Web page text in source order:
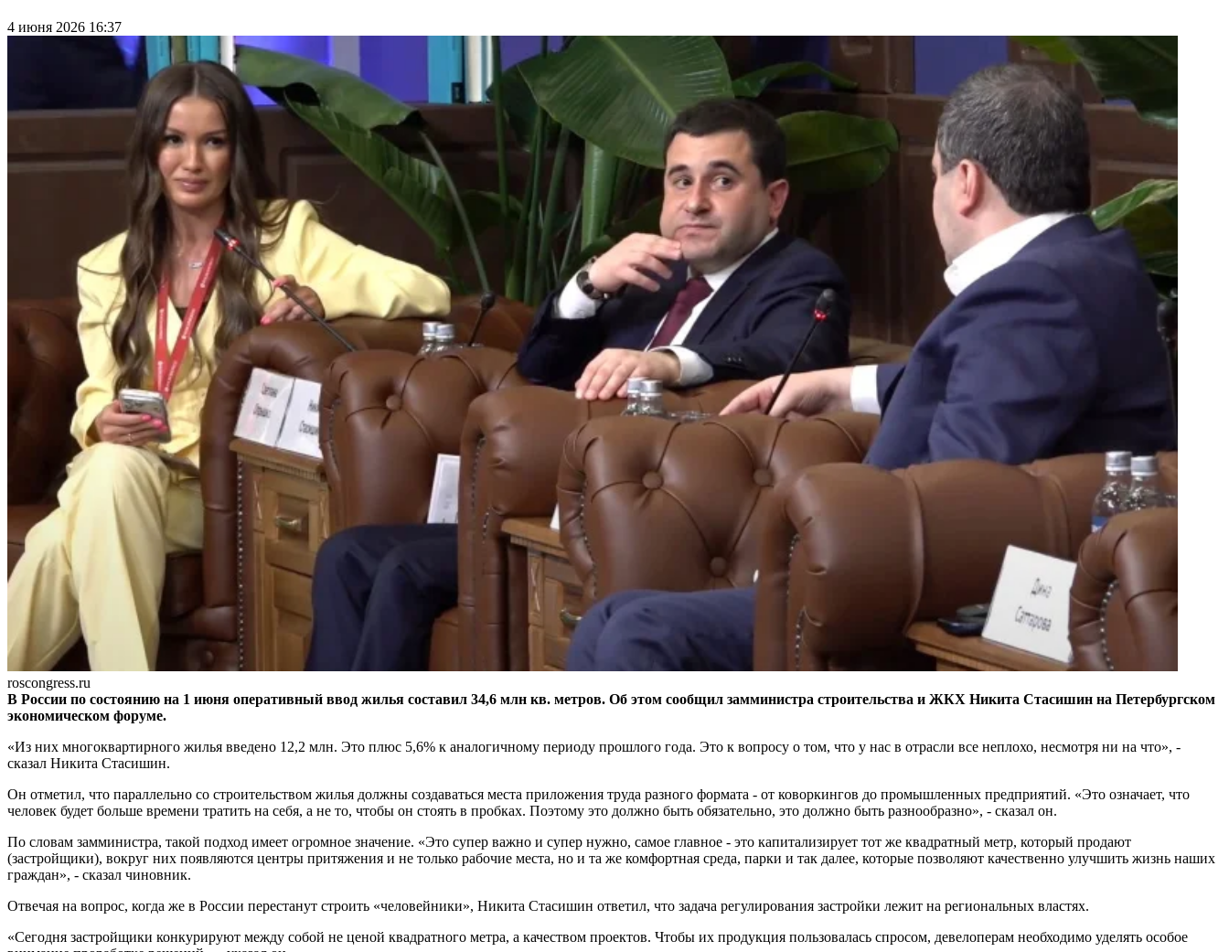
4 июня 2026 16:37
roscongress.ru
В России по состоянию на 1 июня оперативный ввод жилья составил 34,6 млн кв. метров. Об этом сообщил замминистра строительства и ЖКХ Никита Стасишин на Петербургском
экономическом форуме.
«Из них многоквартирного жилья введено 12,2 млн. Это плюс 5,6% к аналогичному периоду прошлого года. Это к вопросу о том, что у нас в отрасли все неплохо, несмотря ни на что», -
сказал Никита Стасишин.
Он отметил, что параллельно со строительством жилья должны создаваться места приложения труда разного формата - от коворкингов до промышленных предприятий. «Это означает, что
человек будет больше времени тратить на себя, а не то, чтобы он стоять в пробках. Поэтому это должно быть обязательно, это должно быть разнообразно», - сказал он.
По словам замминистра, такой подход имеет огромное значение. «Это супер важно и супер нужно, самое главное - это капитализирует тот же квадратный метр, который продают
(застройщики), вокруг них появляются центры притяжения и не только рабочие места, но и та же комфортная среда, парки и так далее, которые позволяют качественно улучшить жизнь наших
граждан», - сказал чиновник.
Отвечая на вопрос, когда же в России перестанут строить «человейники», Никита Стасишин ответил, что задача регулирования застройки лежит на региональных властях.
«Сегодня застройщики конкурируют между собой не ценой квадратного метра, а качеством проектов. Чтобы их продукция пользовалась спросом, девелоперам необходимо уделять особое